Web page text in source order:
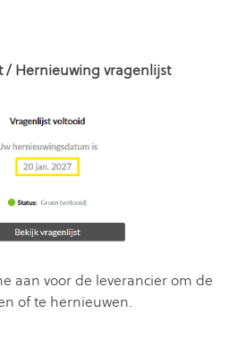
/ Hernieuwing vragenlijst
aan voor de leverancier om de
of te hernieuwen.